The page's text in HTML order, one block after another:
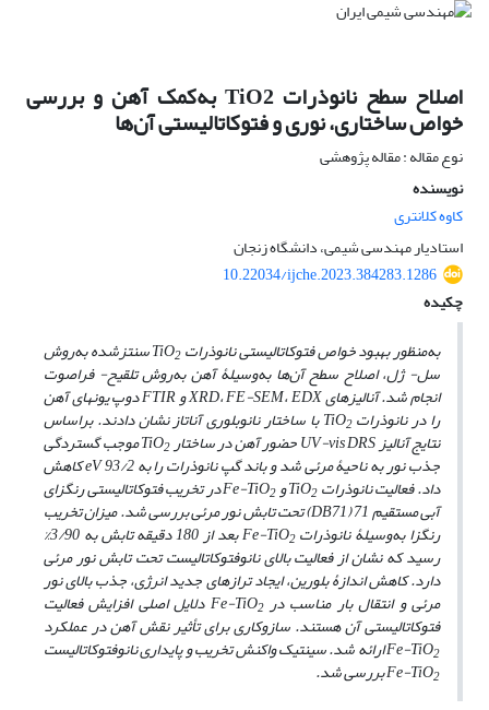
اصلاح سطح نانوذرات TiO2 به‌کمک آهن و بررسی
خواص ساختاری، نوری و فتوکاتالیستی آن‌ها
نوع مقاله : مقاله پژوهشی
نویسنده
کاوه کلانتری
استادیار مهندسی شیمی، دانشگاه زنجان
10.22034/ijche.2023.384283.1286
چکیده
بهمنظور بهبود خواص فتوکاتالیستی نانوذرات TiO2 سنتزشده بهروش
سل- ژل، اصلاح سطح آنها به‌وسیلۀ آهن بهروش تلقیح- فراصوت
انجام شد. آنالیزهای XRD،FE-SEM،EDX وFTIRدوپ یون­های آهن
را در نانوذرات TiO2 با ساختار نانوبلوری آناتاز نشان دادند. براساس
نتایج آنالیز UV-vis DRS حضور آهن در ساختار TiO 2 موجب گستردگی
جذب نور به ناحیۀ مرئی شد وباند گپ نانوذرات را به eV93/2 کاهش
داد. فعالیت نانوذرات TiO2 و Fe-TiO2 در تخریب فتوکاتالیستی رنگزای
آبی مستقیم 71 ( DB71) تحت تابش نور مرئی بررسی شد. میزان تخریب
رنگزا به‌وسیلۀ نانوذرات Fe-TiO2 بعد از 180 دقیقه تابش به 3/90%
رسید که نشان از فعالیت بالای نانوفتوکاتالیست تحت تابش نور مرئی
دارد. کاهش اندازۀ بلورین، ایجاد ترازهای جدید انرژی، جذب بالای نور
مرئی و انتقال بار مناسب در Fe-TiO2 دلایل اصلی افزایش فعالیت
فتوکاتالیستی آن هستند. سازوکاری برای تأثیر نقش آهن در عملکرد
Fe-TiO2 ارائه شد. سینتیک واکنش تخریب و پایداری نانوفتوکاتالیست
Fe-TiO2
بررسی شد.